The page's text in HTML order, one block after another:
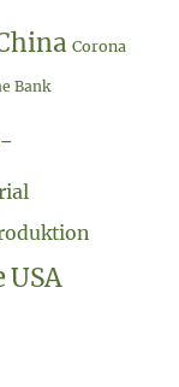
Corona
Bank
USA